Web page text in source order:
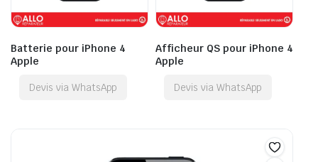
Batterie pour iPhone 4
Apple
Devis via WhatsApp
Afficheur QS pour iPhone 4
Apple
Devis via WhatsApp